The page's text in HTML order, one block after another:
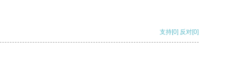
支持[0] 反对[0]